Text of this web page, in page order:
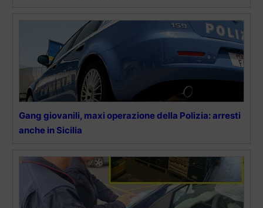
Gang giovanili, maxi operazione della Polizia: arresti
anche in Sicilia